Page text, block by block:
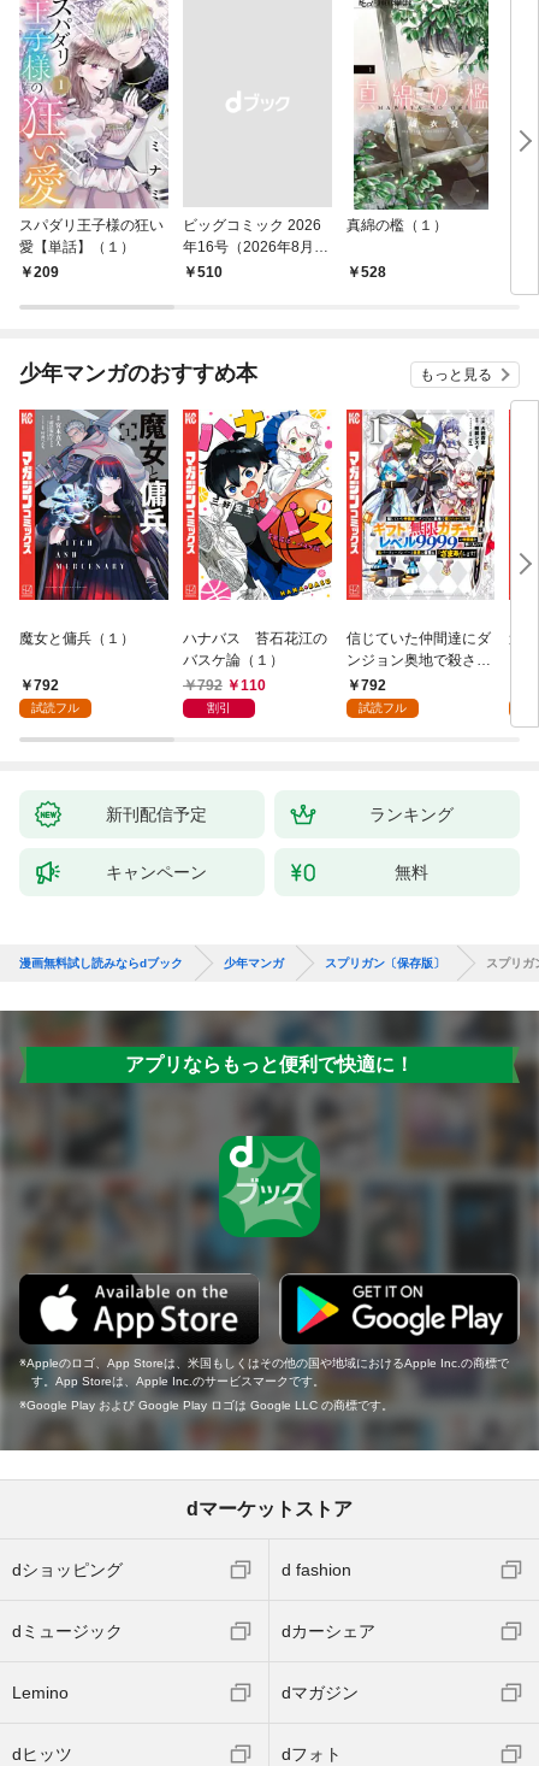
スパダリ王子様の狂い
愛【単話】（１）
209
ビッグコミック 2026
年16号（2026年8月7
日発売）
￥510
真綿の檻（１）
528
少年マンガのおすすめ本 もっと見る
魔女と傭兵（１）
792
試読フル
ハナバス 苔石花江の
バスケ論（１）
792
110
割引
信じていた仲間達にダ
ンジョン奥地で殺され
かけたがギフト『無限
ガチャ』でレベル９９
（１）
792
試読フル
追
強
～
新刊配信予定 ランキング
キャンペーン 無料
漫画無料試し読みならdブック 少年マンガ スプリガン〔保存版〕 スプリガ
アプリならもっと便利で快適に！
Appleのロゴ、App Storeは、米国もしくはその他の国や地域におけるApple Inc.の商標で
す。App Storeは、Apple Inc.のサービスマークです。
Google Play および Google Play ロゴは Google LLC の商標です。
dマーケットストア
dショッピング d fashion
dミュージック dカーシェア
Lemino dマガジン
dヒッツ dフォト